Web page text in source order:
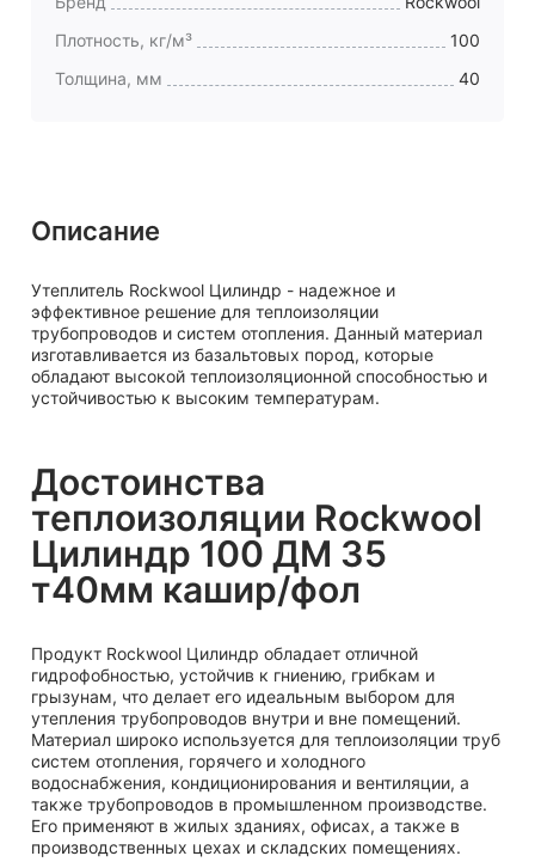
Плотность, кг/м³
100
Толщина, мм
40
Описание
Утеплитель Rockwool Цилиндр - надежное и
эффективное решение для теплоизоляции
трубопроводов и систем отопления. Данный материал
изготавливается из базальтовых пород, которые
обладают высокой теплоизоляционной способностью и
устойчивостью к высоким температурам.
Достоинства
теплоизоляции Rockwool
Цилиндр 100 ДМ 35
т40мм кашир/фол
Продукт Rockwool Цилиндр обладает отличной
гидрофобностью, устойчив к гниению, грибкам и
грызунам, что делает его идеальным выбором для
утепления трубопроводов внутри и вне помещений.
Материал широко используется для теплоизоляции труб
систем отопления, горячего и холодного
водоснабжения, кондиционирования и вентиляции, а
также трубопроводов в промышленном производстве.
Его применяют в жилых зданиях, офисах, а также в
производственных цехах и складских помещениях.